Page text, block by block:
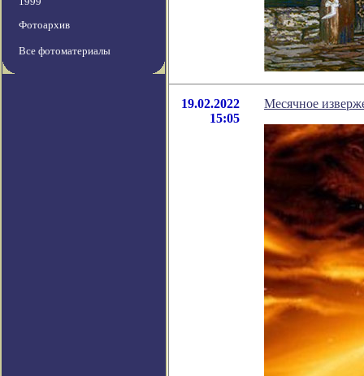
Фотоархив
Все фотоматериалы
19.02.2022
15:05
Месячное